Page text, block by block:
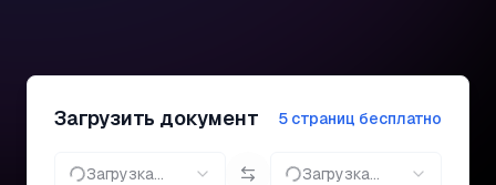
Загрузить документ 5 страниц бесплатно
Загрузка... Загрузка...